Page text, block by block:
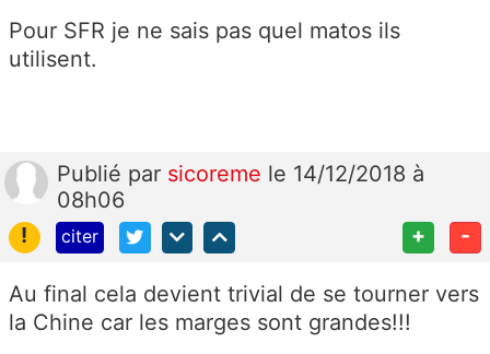
Pour SFR je ne sais pas quel matos ils
utilisent.
Publié par sicoreme le 14/12/2018 à
08h06
!
citer + -
Au final cela devient trivial de se tourner vers
la Chine car les marges sont grandes!!!